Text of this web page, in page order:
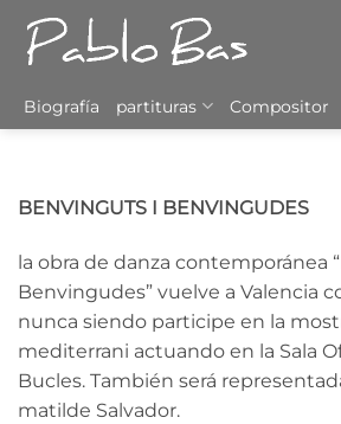
Saltar
contenido
Biografía partituras Compositor
BENVINGUTS I BENVINGUDES
la obra de danza contemporánea
Benvingudes” vuelve a Valencia
nunca siendo participe en la
mediterrani actuando en la Sala
Bucles. También será
matilde Salvador.